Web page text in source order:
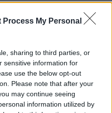
Process My Personal
sharing to third parties, or
sensitive information for
use the below opt-out
Please note that after your
may continue seeing
information utilized by
2026
de subvencions
2026